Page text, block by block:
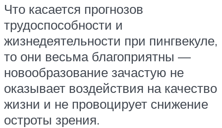
Что касается прогнозов
трудоспособности и
жизнедеятельности при пингвекуле,
то они весьма благоприятны —
новообразование зачастую не
оказывает воздействия на качество
жизни и не провоцирует снижение
остроты зрения.